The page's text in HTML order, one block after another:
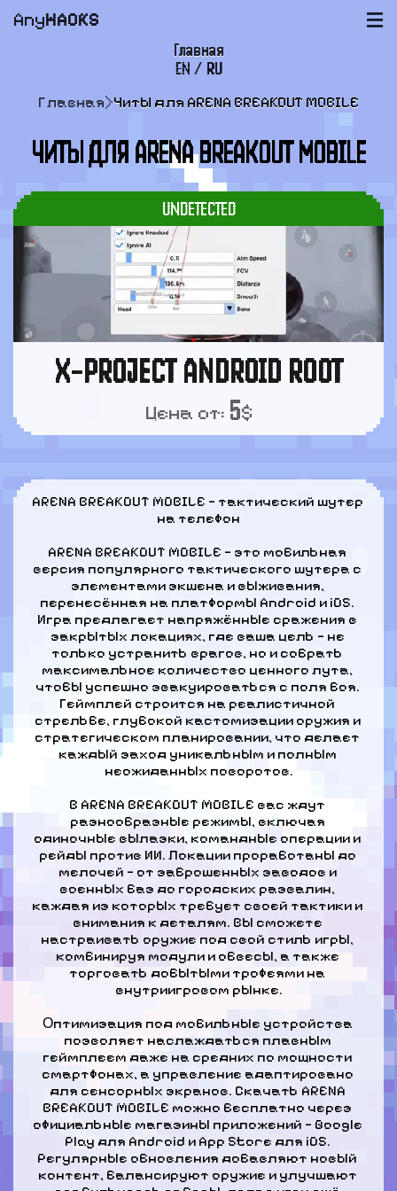
AnyHACKS |||
Главная
Оплата и доставка
Пользовательское соглашение
Поддержка
EN / RU
Главная>Читы для ARENA BREAKOUT MOBILE
ЧИТЫ ДЛЯ ARENA BREAKOUT MOBILE
X-PROJECT ANDROID ROOT
Цена от: 5$
UNDETECTED
ARENA BREAKOUT MOBILE — тактический шутер
на телефон
ARENA BREAKOUT MOBILE — это мобильная
версия популярного тактического шутера с
элементами экшена и выживания,
перенесённая на платформы Android и iOS.
Игра предлагает напряжённые сражения в
закрытых локациях, где ваша цель — не
только устранить врагов, но и собрать
максимальное количество ценного лута,
чтобы успешно эвакуироваться с поля боя.
Геймплей строится на реалистичной
стрельбе, глубокой кастомизации оружия и
стратегическом планировании, что делает
каждый заход уникальным и полным
неожиданных поворотов.
В ARENA BREAKOUT MOBILE вас ждут
разнообразные режимы, включая
одиночные вылазки, командные операции и
рейды против ИИ. Локации проработаны до
мелочей — от заброшенных заводов и
военных баз до городских развалин,
каждая из которых требует своей тактики и
внимания к деталям. Вы сможете
настраивать оружие под свой стиль игры,
комбинируя модули и обвесы, а также
торговать добытыми трофеями на
внутриигровом рынке.
Оптимизация под мобильные устройства
позволяет наслаждаться плавным
геймплеем даже на средних по мощности
смартфонах, а управление адаптировано
для сенсорных экранов. Скачать ARENA
BREAKOUT MOBILE можно бесплатно через
официальные магазины приложений — Google
Play для Android и App Store для iOS.
Регулярные обновления добавляют новый
контент, балансируют оружие и улучшают